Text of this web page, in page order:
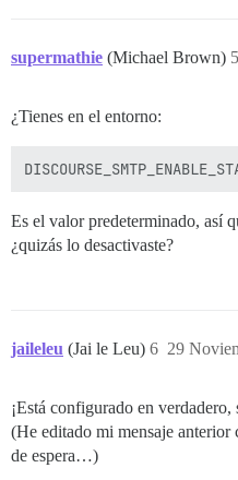
supermathie (Michael Brown) 5
¿Tienes en el entorno:
Es el valor predeterminado, así
¿quizás lo desactivaste?
jaileleu (Jai le Leu) 29
6
¡Está configurado en verdadero,
(He editado mi mensaje
de espera…)